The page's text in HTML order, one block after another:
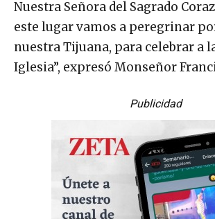
Nuestra Señora del Sagrado
este lugar vamos a peregrinar
nuestra Tijuana, para celebrar a
Iglesia”, expresó Monseñor
Publicidad